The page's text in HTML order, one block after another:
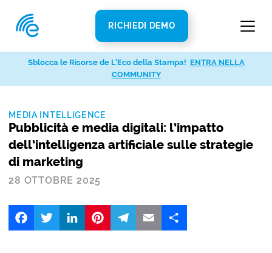
RICHIEDI DEMO
MEDIA INTELLIGENCE
Pubblicità e media digitali: l’impatto
dell’intelligenza artificiale sulle strategie
di marketing
28 OTTOBRE 2025
FacebookTwitter LinkedIn
Sblocca le Risorse de L’Eco della Stampa! ENTRA NELLA
COMMUNITY